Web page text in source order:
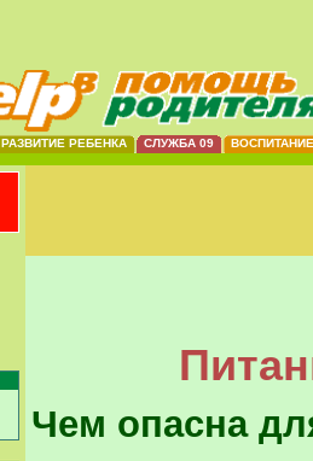
РАЗВИТИЕ РЕБЕНКА СЛУЖБА 09 ВОСПИТАНИЕ
Чем опасна